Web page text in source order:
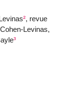
², revue
Levinas,
³